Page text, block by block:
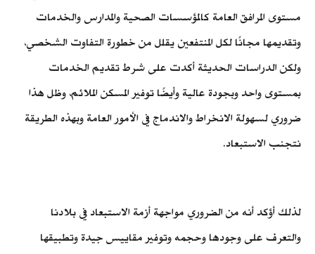
مستوى المرافق العامة كالمؤسسات الصحية والمدارس والخدمات
وتقديمها مجانًا لكل المنتفعين يقلل من خطورة التفاوت الشخصي،
ولكن الدراسات الحديثة أكدت على شرط تقديم الخدمات
بمستوى واحد وبجودة عالية وأيضًا توفير المسكن الملائم، وظل هذا
ضروري لسهولة الانخراط والاندماج في الأمور العامة وبهذه الطريقة
نتجنب الاستبعاد.
لذلك أؤكد أنه من الضروري مواجهة أزمة الاستبعاد في بلادنا
والتعرف على وجودها وحجمه وتوفير مقاييس جيدة وتطبيقها